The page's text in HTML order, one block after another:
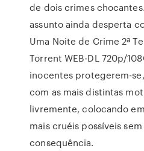
de dois crimes
assunto ainda desperta
Uma Noite de Crime 2ª
Torrent WEB-DL 720p/
inocentes protegerem-
com as mais distintas
livremente, colocando
mais cruéis possíveis
consequência.